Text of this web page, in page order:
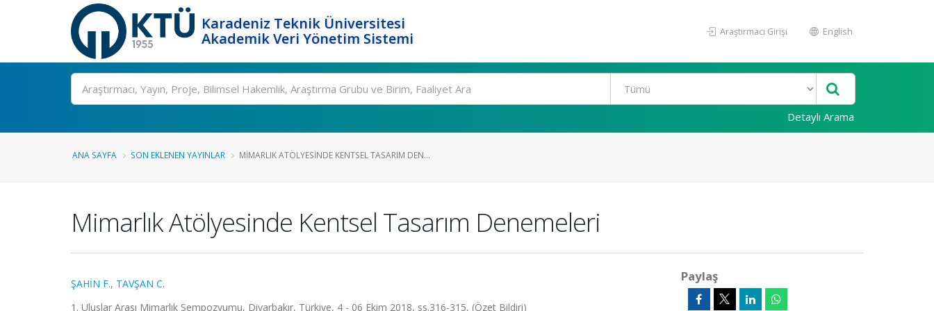
Karadeniz Teknik Üniversitesi
Akademik Veri Yönetim Sistemi
Araştırmacı Girişi English
Ara
Detaylı Arama
ANA SAYFA SON EKLENEN YAYINLAR MIMARLIK ATÖLYESINDE KENTSEL TASARIM DEN...
Mimarlık Atölyesinde Kentsel Tasarım Denemeleri
ŞAHİN F., TAVŞAN C.
1. Uluslar Arası Mimarlık Sempozyumu, Diyarbakır, Türkiye, 4 - 06 Ekim 2018, ss.316-315, (Özet Bildiri)
Paylaş